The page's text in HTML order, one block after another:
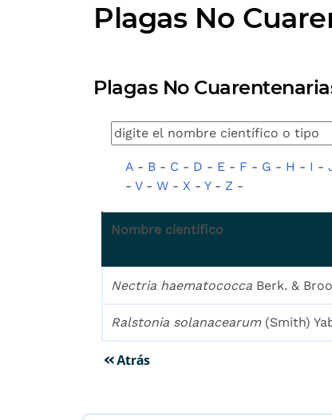
Plagas No
Plagas No
A - B - C - D - E - F - G - H - I -
- V- W - X - Y- Z -
Nombre científico
Nectria haematococca Berk. &
Ralstonia solanacearum(Smith)